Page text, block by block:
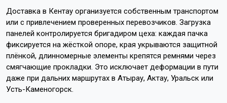
Доставка в Кентау организуется собственным транспортом
или с привлечением проверенных перевозчиков. Загрузка
панелей контролируется бригадиром цеха: каждая пачка
фиксируется на жёсткой опоре, края укрываются защитной
плёнкой, длинномерные элементы крепятся ремнями через
смягчающие прокладки. Это исключает деформации в пути
даже при дальних маршрутах в Атырау, Актау, Уральск или
Усть-Каменогорск.